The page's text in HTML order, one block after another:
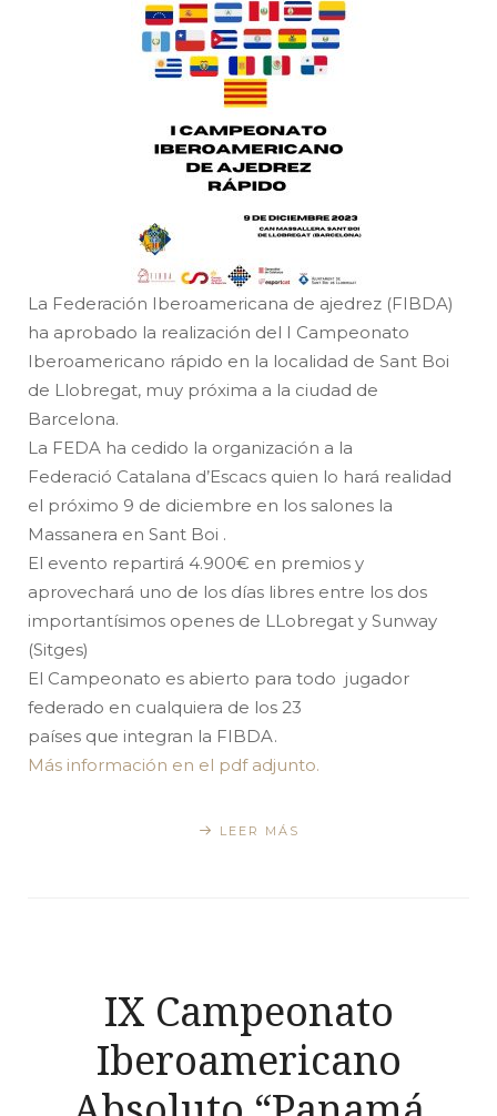
La Federación Iberoamericana de ajedrez (FIBDA)
ha aprobado la realización del I Campeonato
Iberoamericano rápido en la localidad de Sant Boi
de Llobregat, muy próxima a la ciudad de
Barcelona.
La FEDA ha cedido la organización a la
Federació Catalana d’Escacs quien lo hará realidad
el próximo 9 de diciembre en los salones la
Massanera en Sant Boi .
El evento repartirá 4.900€ en premios y
aprovechará uno de los días libres entre los dos
importantísimos openes de LLobregat y Sunway
(Sitges)
El Campeonato es abierto para todo jugador
federado en cualquiera de los 23
países que integran la FIBDA.
Más información en el pdf adjunto.
LEER MÁS
IX Campeonato
Iberoamericano